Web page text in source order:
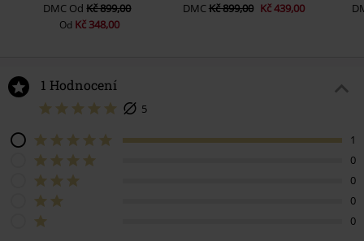
DMC OdKč 899,00
Od Kč 348,00
DMCKč 899,00 Kč 439,00
1 Hodnocení
5
1
0
0
0
0